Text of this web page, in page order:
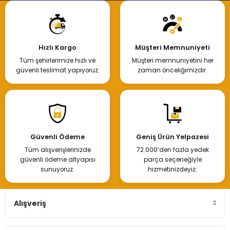
Hızlı Kargo
Tüm şehirlerimize hızlı ve
güvenli teslimat yapıyoruz.
Müşteri Memnuniyeti
Müşteri memnuniyetini her
zaman önceliğimizdir.
Güvenli Ödeme
Tüm alışverişlerinizde
güvenli ödeme altyapısı
sunuyoruz.
Geniş Ürün Yelpazesi
72.000’den fazla yedek
parça seçeneğiyle
hizmetinizdeyiz.
Alışveriş